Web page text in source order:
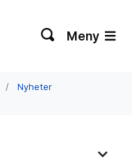
Meny
Nyheter